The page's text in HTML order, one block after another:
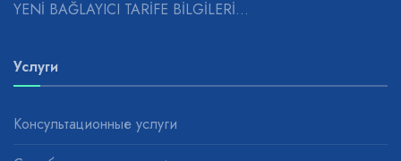
YENİ BAĞLAYICI TARİFE BİLGİLERİ...
Услуги
Консультационные услуги